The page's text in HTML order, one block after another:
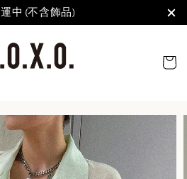
中 (不含飾品)